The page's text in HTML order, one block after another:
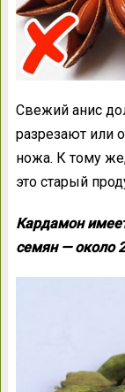
Свежий анис
разрезают или
ножа. К тому
это старый
Кардамон
семян — около